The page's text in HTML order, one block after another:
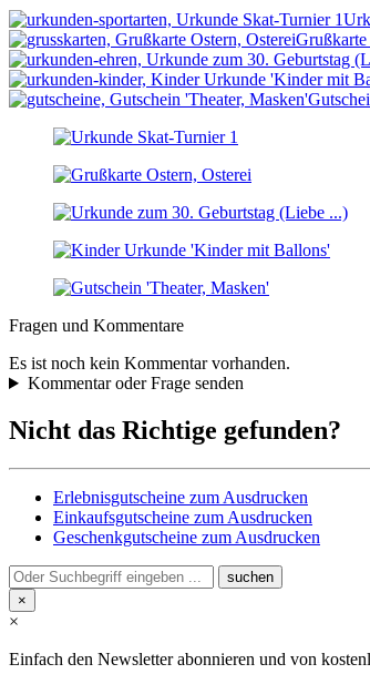
Grußkarte
Fragen und Kommentare
Es ist noch kein Kommentar vorhanden.
Kommentar oder Frage senden
Nicht das Richtige gefunden?
Erlebnisgutscheine zum Ausdrucken
Einkaufsgutscheine zum Ausdrucken
Geschenkgutscheine zum Ausdrucken
×
×
Einfach den Newsletter abonnieren und von